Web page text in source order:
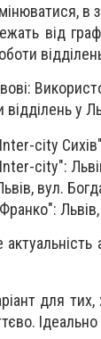
в
від
відділень у
city
city":
вул.
для тих,